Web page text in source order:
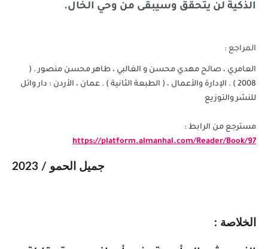
الذكية لن يتحقق وسيبقى من وحي الخال.
المراجع :
العامري ، صالح مهدي محسن و الغالبي ، طاهر محسن منصور . (
2008 ) . الإدارة والأعمال ، ( الطبعة الثانية ) . عمان ، الأردن : دار وائل
للنشر والتوزيع
مسترجع من الرابط :
https://platform.almanhal.com/Reader/Book/97
جميل الحمو / 2023
الخلاصة :